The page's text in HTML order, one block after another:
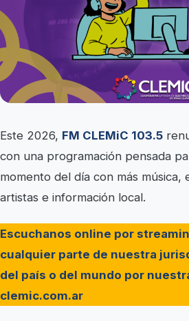
Este 2026, FM CLEMiC 103.5
con una programación pensada
momento del día con más música,
artistas e información local.
Escuchanos online por
cualquier parte de nuestra
del país o del mundo por
clemic.com.ar